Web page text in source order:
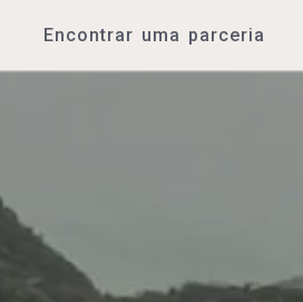
Encontrar uma parceria